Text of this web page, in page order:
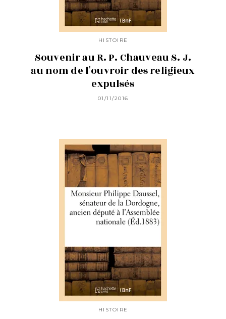
HISTOIRE
Souvenir au R. P. Chauveau S. J.
au nom de l'ouvroir des religieux
expulsés
01/11/2016
HISTOIRE